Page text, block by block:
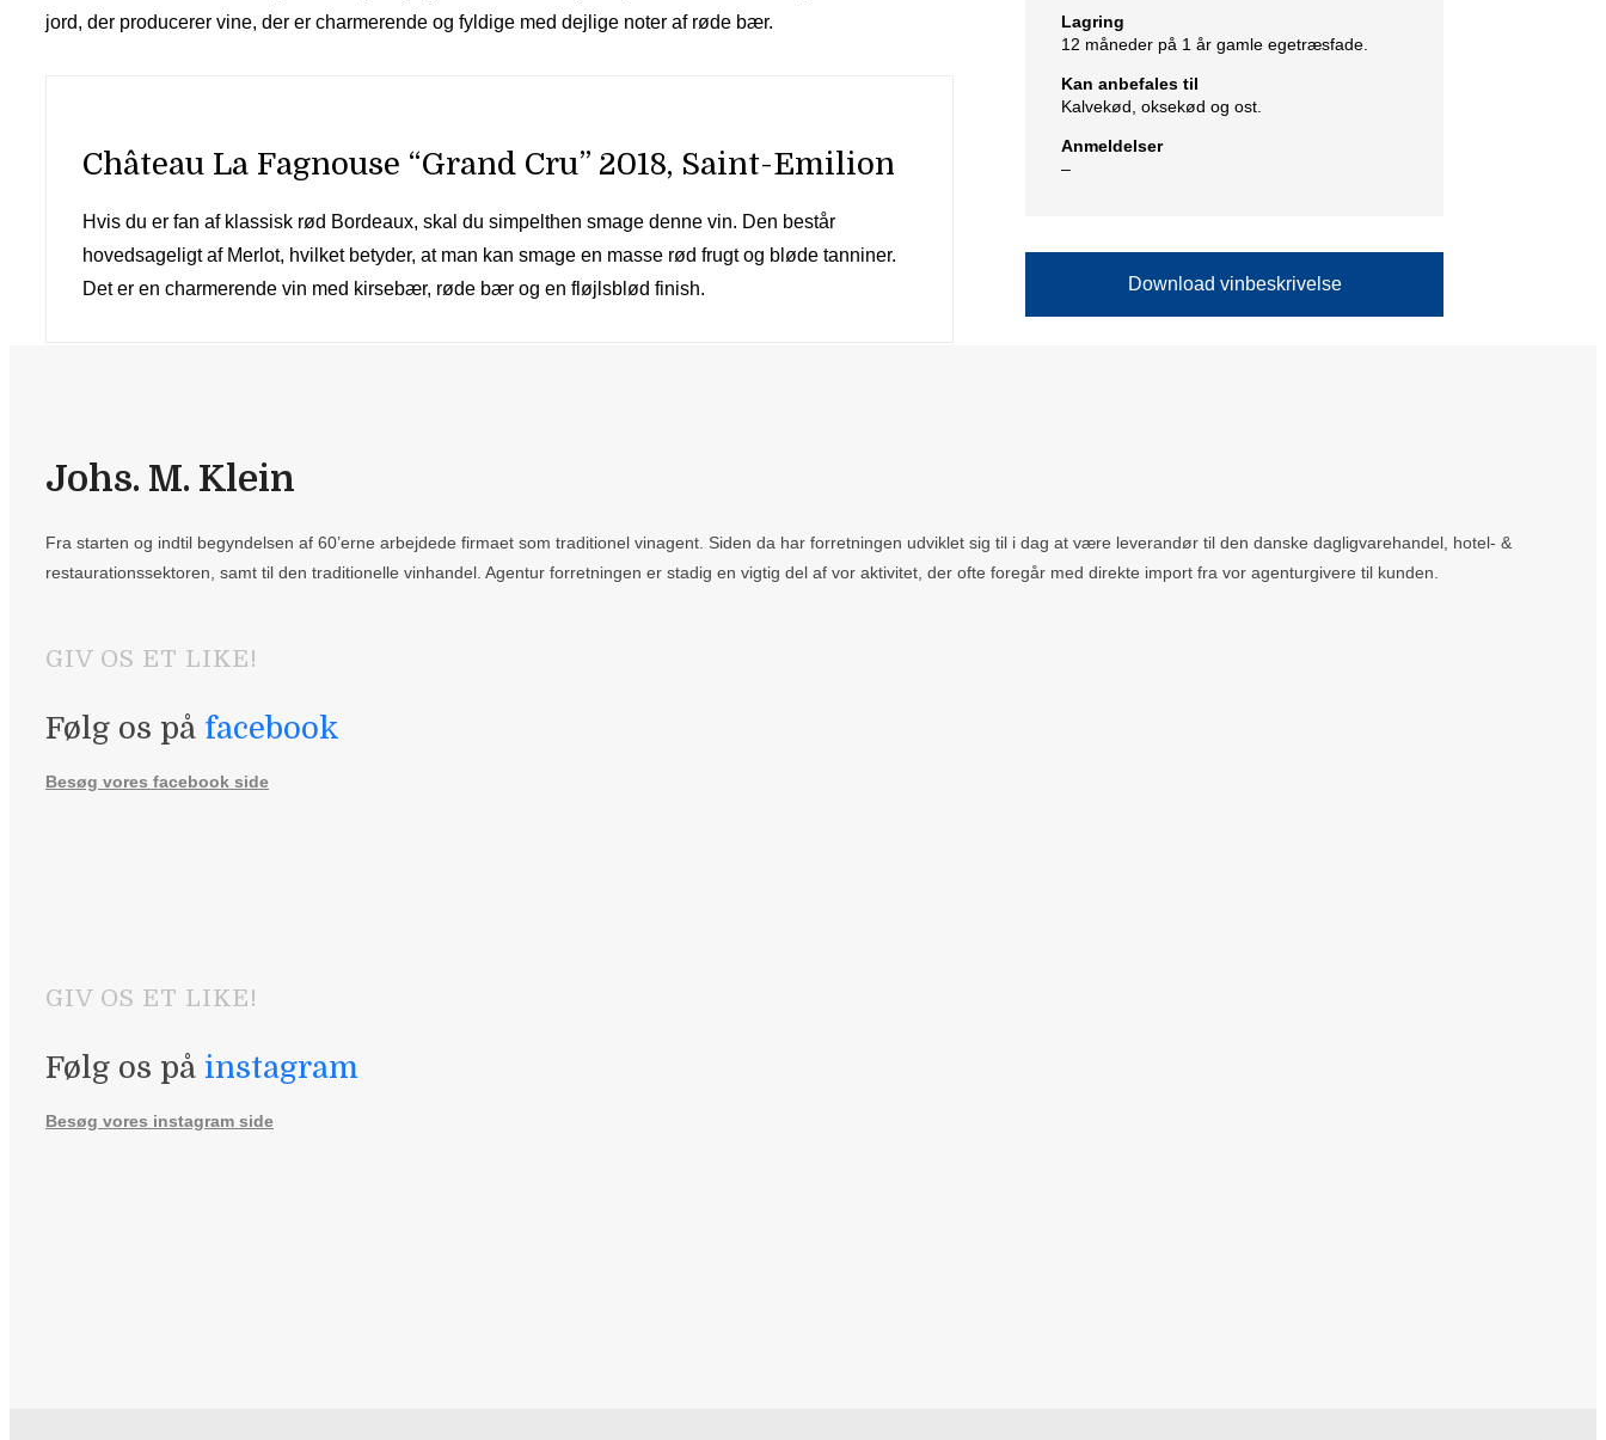
jord, der producerer vine, der er charmerende og fyldige med dejlige noter af røde bær.
Château La Fagnouse “Grand Cru” 2018, Saint-Emilion
Hvis du er fan af klassisk rød Bordeaux, skal du simpelthen smage denne vin. Den består
hovedsageligt af Merlot, hvilket betyder, at man kan smage en masse rød frugt og bløde tanniner.
Det er en charmerende vin med kirsebær, røde bær og en fløjlsblød finish.
Lagring
12 måneder på 1 år gamle egetræsfade.
Kan anbefales til
Kalvekød, oksekød og ost.
Anmeldelser
–
Download vinbeskrivelse
Johs. M. Klein
Fra starten og indtil begyndelsen af 60’erne arbejdede firmaet som traditionel vinagent. Siden da har forretningen udviklet sig til i dag at være leverandør til den danske dagligvarehandel, hotel- &
restaurationssektoren, samt til den traditionelle vinhandel. Agentur forretningen er stadig en vigtig del af vor aktivitet, der ofte foregår med direkte import fra vor agenturgivere til kunden.
GIV OS ET LIKE!
Følg os på facebook
Besøg vores facebook side
GIV OS ET LIKE!
Følg os på instagram
Besøg vores instagram side